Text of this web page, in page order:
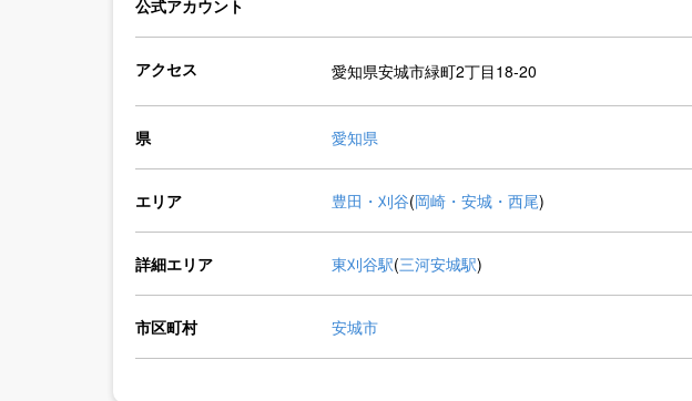
公式アカウント
アクセス 愛知県安城市緑町2丁目18-20
県 愛知県
エリア 豊田・刈谷(岡崎・安城・西尾)
詳細エリア 東刈谷駅(三河安城駅)
市区町村 安城市